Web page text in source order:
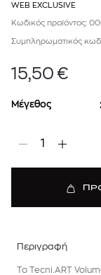
WEB EXCLUSIVE
Κωδικός προϊόντος:
Συμπληρωματικός
15,50 €
Μέγεθος
1
Περιγραφή
Το Tecni.ART